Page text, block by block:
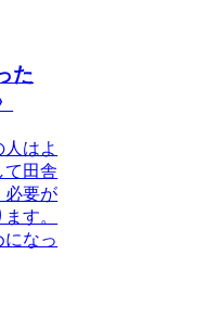
た
はよ
て田舎
必要が
す。
なっ